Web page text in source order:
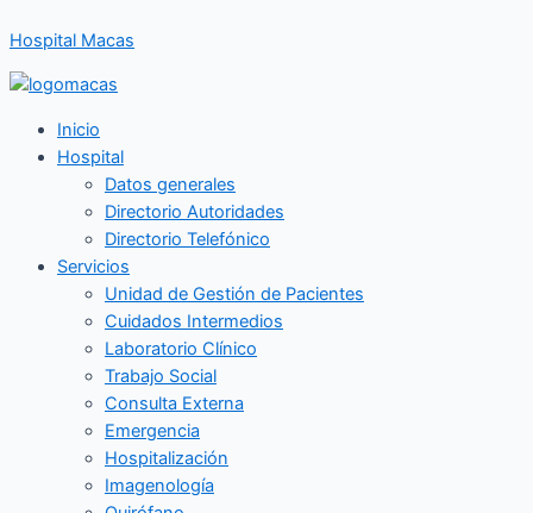
al
contenido
Hospital Macas
Inicio
Hospital
Datos generales
Directorio Autoridades
Directorio Telefónico
Servicios
Unidad de Gestión de Pacientes
Cuidados Intermedios
Laboratorio Clínico
Trabajo Social
Consulta Externa
Emergencia
Hospitalización
Imagenología